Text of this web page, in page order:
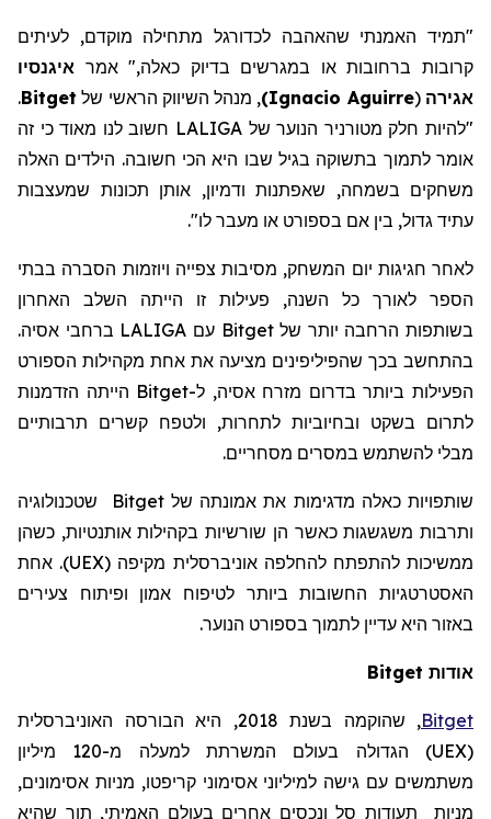
"תמיד האמנתי שהאהבה לכדורגל מתחילה מוקדם, לעיתים
קרובות ברחובות או במגרשים בדיוק כאלה," אמר איגנסיו
אגירה (
Ignacio Aguirre
)
, מנהלהשיווק הראשי של Bitget
.
"להיות חלק מטורניר הנוער של LALIGA חשוב לנו מאוד כי זה
אומרלתמוך בתשוקה בגיל שבו היא הכי חשובה. הילדים האלה
משחקים בשמחה, שאפתנות ודמיון, אותן תכונות שמעצבות
עתיד גדול, בין אם בספורט או מעבר לו".
לאחר חגיגות יום המשחק, מסיבות צפייה ויוזמות הסברה בבתי
הספר לאורך כל השנה, פעילות זו הייתה השלב האחרון
בשותפות הרחבה יותר שלBitget עם LALIGA ברחבי אסיה.
בהתחשב בכך שהפיליפינים מציעה את אחת מקהילות הספורט
הפעילות ביותר בדרום מזרח אסיה, ל-Bitget הייתה הזדמנות
לתרום בשקט ובחיוביות לתחרות, ולטפח קשרים תרבותיים
מבלי להשתמש במסרים מסחריים.
שותפויות כאלה מדגימות את אמונתה שלBitget
שטכנולוגיה
ותרבות משגשגות כאשר הן שורשיות בקהילות אותנטיות, כשהן
ממשיכות להתפתח להחלפה אוניברסלית מקיפה (UEX). אחת
האסטרטגיות החשובות ביותר לטיפוח אמון ופיתוח צעירים
באזור היא עדיין לתמוך בספורט הנוער.
אודות Bitget
Bitget
, שהוקמה
בשנת 2018, היא הבורסה האוניברסלית
(
UEX
) הגדולה בעולם המשרתת למעלה מ-120
מיליון
משתמשים עם גישה למיליוני אסימוני קריפטו, מניות אסימונים,
מניות תעודות סל ונכסים אחרים בעולם האמיתי, תוך שהיא